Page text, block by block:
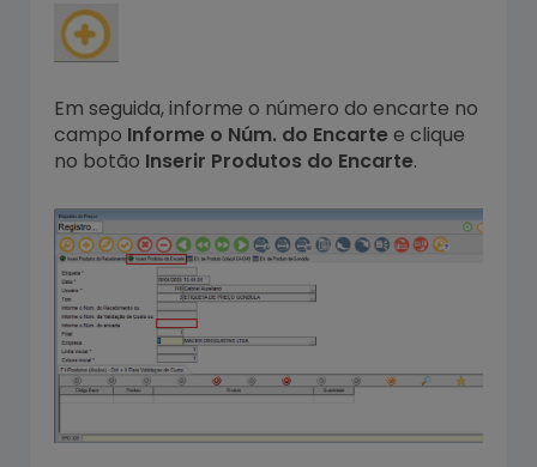
Em seguida, informe o número do encarte no
campo Informe o Núm. do Encarte e clique
no botão Inserir Produtos do Encarte.